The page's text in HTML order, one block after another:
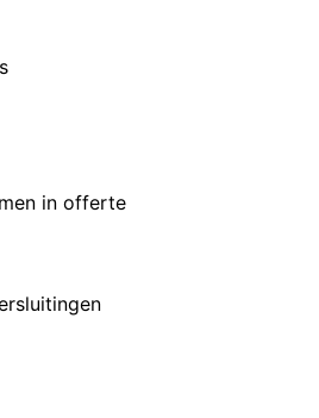
in offerte